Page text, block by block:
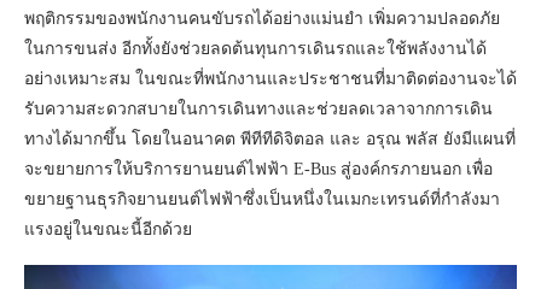
พฤติกรรมของพนักงานคนขับรถได้อย่างแม่นยำ เพิ่มความปลอดภัย
ในการขนส่ง อีกทั้งยังช่วยลดต้นทุนการเดินรถและใช้พลังงานได้
อย่างเหมาะสม ในขณะที่พนักงานและประชาชนที่มาติดต่องานจะได้
รับความสะดวกสบายในการเดินทางและช่วยลดเวลาจากการเดิน
ทางได้มากขึ้น โดยในอนาคต พีทีทีดิจิตอล และ อรุณ พลัส ยังมีแผนที่
จะขยายการให้บริการยานยนต์ไฟฟ้า E-Bus สู่องค์กรภายนอก เพื่อ
ขยายฐานธุรกิจยานยนต์ไฟฟ้าซึ่งเป็นหนึ่งในเมกะเทรนด์ที่กำลังมา
แรงอยู่ในขณะนี้อีกด้วย